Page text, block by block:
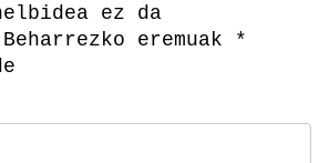
ez da
Beharrezko eremuak
*